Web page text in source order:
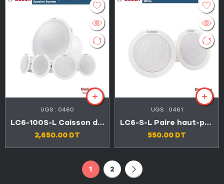
UGS : 0460
LC6-100S-L Caisson de basses + 4 haut-parleurs satellites à montage au plafond BOSCH
2,650.00 DT
UGS : 0461
LC6-S-L Paire haut-parleurs de plafond satellite encastré BOSCH
550.00 DT
1 2